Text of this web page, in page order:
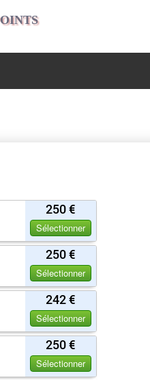
250 €
Sélectionner
250 €
Sélectionner
242 €
Sélectionner
250 €
Sélectionner